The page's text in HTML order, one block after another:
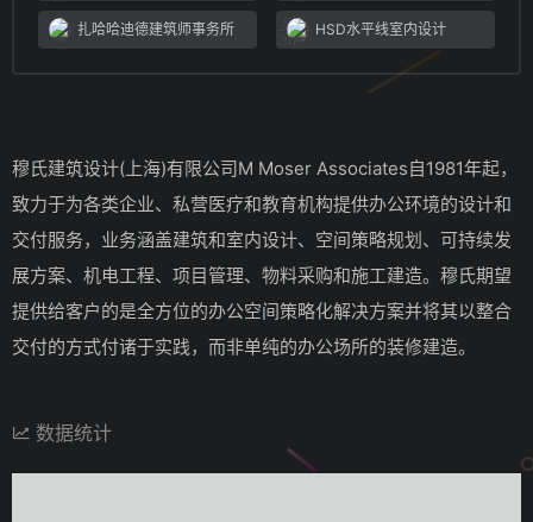
扎哈哈迪德建筑师事务所 HSD水平线室内设计
穆氏建筑设计(上海)有限公司M Moser Associates自1981年起，
致力于为各类企业、私营医疗和教育机构提供办公环境的设计和
交付服务，业务涵盖建筑和室内设计、空间策略规划、可持续发
展方案、机电工程、项目管理、物料采购和施工建造。穆氏期望
提供给客户的是全方位的办公空间策略化解决方案并将其以整合
交付的方式付诸于实践，而非单纯的办公场所的装修建造。
数据统计